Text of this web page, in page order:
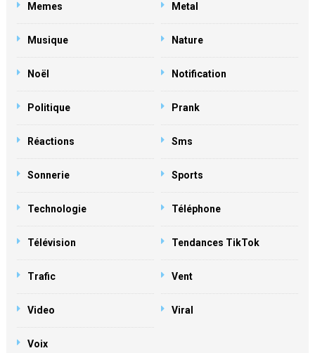
Memes Metal
Musique Nature
Noël Notification
Politique Prank
Réactions Sms
Sonnerie Sports
Technologie Téléphone
Télévision Tendances TikTok
Trafic Vent
Video Viral
Voix